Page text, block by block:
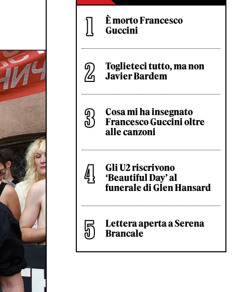
È morto Francesco
Guccini
Toglieteci tutto, ma non
Javier Bardem
Cosa mi ha insegnato
Francesco Guccini oltre
alle canzoni
Gli U2 riscrivono
‘Beautiful Day’ al
funerale di Glen Hansard
Lettera aperta a Serena
Brancale